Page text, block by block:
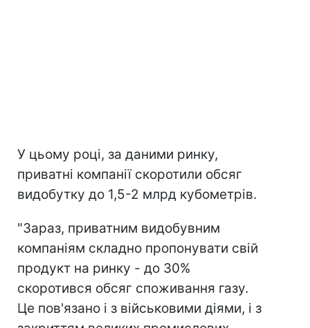
У цьому році, за даними ринку,
приватні компанії скоротили обсяг
видобутку до 1,5-2 млрд кубометрів.
"Зараз, приватним видобувним
компаніям складно пропонувати свій
продукт на ринку - до 30%
скоротився обсяг споживання газу.
Це пов'язано і з військовими діями, і з